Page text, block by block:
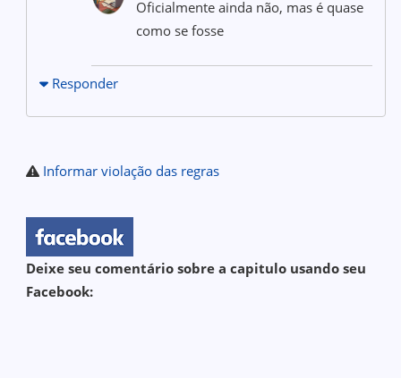
Oficialmente ainda não, mas é quase
como se fosse
Responder
Informar violação das regras
Deixe seu comentário sobre a capitulo usando seu
Facebook: